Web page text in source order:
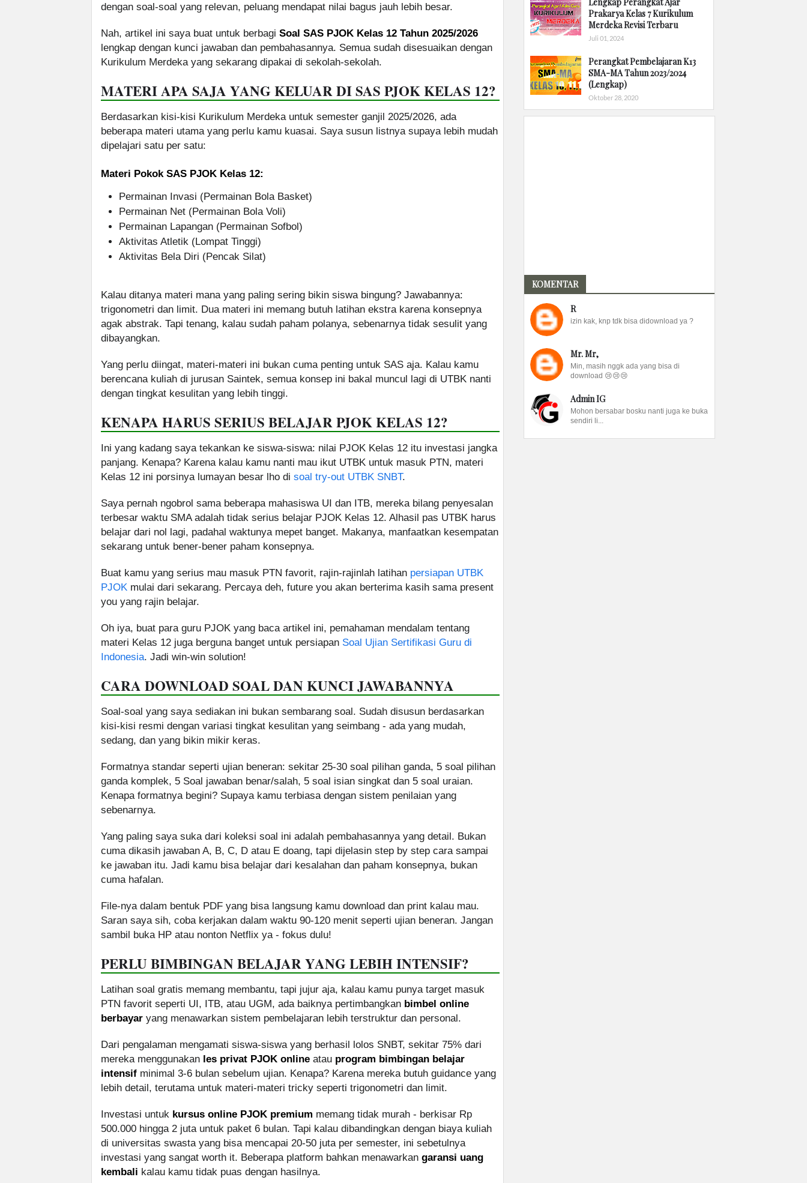
dengan soal-soal yang relevan, peluang mendapat nilai bagus jauh lebih besar.
Nah, artikel ini saya buat untuk berbagi Soal SAS PJOK Kelas 12 Tahun 2025/2026
lengkap dengan kunci jawaban dan pembahasannya. Semua sudah disesuaikan dengan
Kurikulum Merdeka yang sekarang dipakai di sekolah-sekolah.
MATERI APA SAJA YANG KELUAR DI SAS PJOK KELAS 12?
Berdasarkan kisi-kisi Kurikulum Merdeka untuk semester ganjil 2025/2026, ada
beberapa materi utama yang perlu kamu kuasai. Saya susun listnya supaya lebih mudah
dipelajari satu per satu:
Materi Pokok SAS PJOK Kelas 12:
Permainan Invasi (Permainan Bola Basket)
Permainan Net (Permainan Bola Voli)
Permainan Lapangan (Permainan Sofbol)
Aktivitas Atletik (Lompat Tinggi)
Aktivitas Bela Diri (Pencak Silat)
Kalau ditanya materi mana yang paling sering bikin siswa bingung? Jawabannya:
trigonometri dan limit. Dua materi ini memang butuh latihan ekstra karena konsepnya
agak abstrak. Tapi tenang, kalau sudah paham polanya, sebenarnya tidak sesulit yang
dibayangkan.
Yang perlu diingat, materi-materi ini bukan cuma penting untuk SAS aja. Kalau kamu
berencana kuliah di jurusan Saintek, semua konsep ini bakal muncul lagi di UTBK nanti
dengan tingkat kesulitan yang lebih tinggi.
KENAPA HARUS SERIUS BELAJAR PJOK KELAS 12?
Ini yang kadang saya tekankan ke siswa-siswa: nilai PJOK Kelas 12 itu investasi jangka
panjang. Kenapa? Karena kalau kamu nanti mau ikut UTBK untuk masuk PTN, materi
Kelas 12 ini porsinya lumayan besar lho di soal try-out UTBK SNBT.
Saya pernah ngobrol sama beberapa mahasiswa UI dan ITB, mereka bilang penyesalan
terbesar waktu SMA adalah tidak serius belajar PJOK Kelas 12. Alhasil pas UTBK harus
belajar dari nol lagi, padahal waktunya mepet banget. Makanya, manfaatkan kesempatan
sekarang untuk bener-bener paham konsepnya.
Buat kamu yang serius mau masuk PTN favorit, rajin-rajinlah latihan persiapan UTBK
PJOK mulai dari sekarang. Percaya deh, future you akan berterima kasih sama present
you yang rajin belajar.
Oh iya, buat para guru PJOK yang baca artikel ini, pemahaman mendalam tentang
materi Kelas 12 juga berguna banget untuk persiapan Soal Ujian Sertifikasi Guru di
Indonesia. Jadi win-win solution!
CARA DOWNLOAD SOAL DAN KUNCI JAWABANNYA
Soal-soal yang saya sediakan ini bukan sembarang soal. Sudah disusun berdasarkan
kisi-kisi resmi dengan variasi tingkat kesulitan yang seimbang - ada yang mudah,
sedang, dan yang bikin mikir keras.
Formatnya standar seperti ujian beneran: sekitar 25-30 soal pilihan ganda, 5 soal pilihan
ganda komplek, 5 Soal jawaban benar/salah, 5 soal isian singkat dan 5 soal uraian.
Kenapa formatnya begini? Supaya kamu terbiasa dengan sistem penilaian yang
sebenarnya.
Yang paling saya suka dari koleksi soal ini adalah pembahasannya yang detail. Bukan
cuma dikasih jawaban A, B, C, D atau E doang, tapi dijelasin step by step cara sampai
ke jawaban itu. Jadi kamu bisa belajar dari kesalahan dan paham konsepnya, bukan
cuma hafalan.
File-nya dalam bentuk PDF yang bisa langsung kamu download dan print kalau mau.
Saran saya sih, coba kerjakan dalam waktu 90-120 menit seperti ujian beneran. Jangan
sambil buka HP atau nonton Netflix ya - fokus dulu!
PERLU BIMBINGAN BELAJAR YANG LEBIH INTENSIF?
Latihan soal gratis memang membantu, tapi jujur aja, kalau kamu punya target masuk
PTN favorit seperti UI, ITB, atau UGM, ada baiknya pertimbangkan bimbel online
berbayar yang menawarkan sistem pembelajaran lebih terstruktur dan personal.
Dari pengalaman mengamati siswa-siswa yang berhasil lolos SNBT, sekitar 75% dari
mereka menggunakan les privat PJOK online atau program bimbingan belajar
intensif minimal 3-6 bulan sebelum ujian. Kenapa? Karena mereka butuh guidance yang
lebih detail, terutama untuk materi-materi tricky seperti trigonometri dan limit.
Investasi untuk kursus online PJOK premium memang tidak murah - berkisar Rp
500.000 hingga 2 juta untuk paket 6 bulan. Tapi kalau dibandingkan dengan biaya kuliah
di universitas swasta yang bisa mencapai 20-50 juta per semester, ini sebetulnya
investasi yang sangat worth it. Beberapa platform bahkan menawarkan garansi uang
kembali kalau kamu tidak puas dengan hasilnya.
Prakarya Kelas 7 Kurikulum
Merdeka Revisi Terbaru
Juli 01, 2024
Perangkat Pembelajaran K13
SMA-MA Tahun 2023/2024
(Lengkap)
Oktober 28, 2020
KOMENTAR
R
izin kak, knp tdk bisa didownload ya ?
Mr. Mr,
Min, masih nggk ada yang bisa di
download 😢😢😢
Admin IG
Mohon bersabar bosku nanti juga ke buka
sendiri li...